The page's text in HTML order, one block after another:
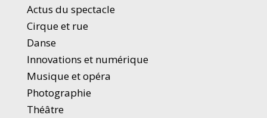
Actus du spectacle
Cirque et rue
Danse
Innovations et numérique
Musique et opéra
Photographie
Théâtre